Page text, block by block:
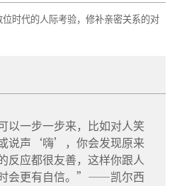
时代的人际考验，修补亲密关系的对
以一步一步来，比如对人笑
说声‘嗨’，你会发现原来
反应都很友善，这样你跟人
会更有自信。”——凯尔西